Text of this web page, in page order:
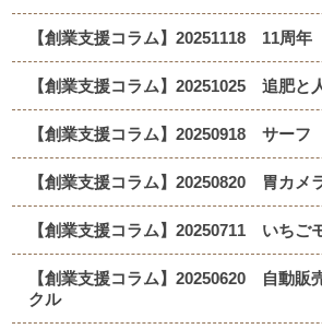
【創業支援コラム】20251118 11周年
【創業支援コラム】20251025 追肥と
【創業支援コラム】20250918 サーフ
【創業支援コラム】20250820 胃カメ
【創業支援コラム】20250711 いちご
【創業支援コラム】20250620 自動販
クル